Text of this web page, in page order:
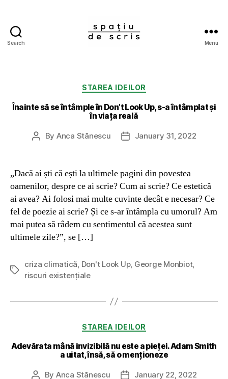
Search
scris
Menu
Categories
STAREA IDEILOR
Înainte să se întâmple în Don’t Look Up, s-a întâmplat și
în viața reală
Post
By Anca Stănescu
PostJanuary 31, 2022
„Dacă ai ști că ești la ultimele pagini din povestea
oamenilor, despre ce ai scrie? Cum ai scrie? Ce estetică
ai avea? Ai folosi mai multe cuvinte decât e necesar? Ce
fel de poezie ai scrie? Și ce s-ar întâmpla cu umorul? Am
mai putea să râdem cu sentimentul că acestea sunt
ultimele zile?”, se […]
Tags
criza climatică Don't Look Up, George Monbiot,
riscuri existențiale
Categories
STAREA IDEILOR
Adevărata mână invizibilă nu este a pieței. Adam Smith
a uitat, însă, să o menționeze
Post
By Anca Stănescu
PostJanuary 22, 2022